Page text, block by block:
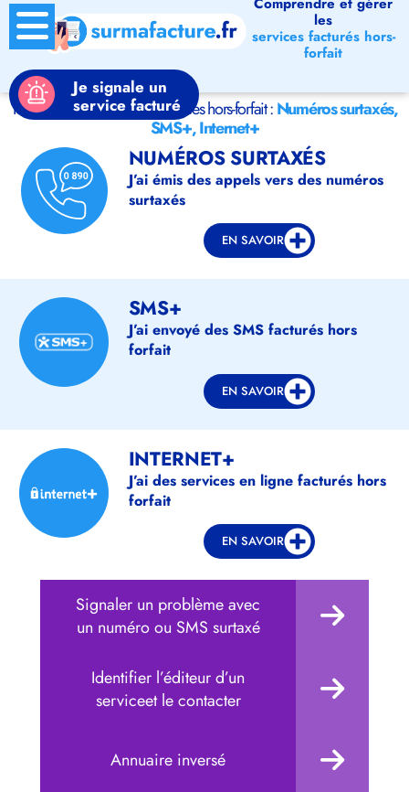
les
services facturés hors-
forfait
Je signale un
service facturé
Tout savoir ou signaler les services hors-forfait :Numéros surtaxés,
SMS+, Internet+
NUMÉROS SURTAXÉS
J’ai émis des appels vers des numéros
surtaxés
EN SAVOIR
SMS+
J’ai envoyé des SMS facturés hors
forfait
EN SAVOIR
INTERNET+
J’ai des services en ligne facturés hors
forfait
EN SAVOIR
Signaler un problème avec
un numéro ou SMS surtaxé
Identifier l’éditeur d’un
serviceet le contacter
Annuaire inversé